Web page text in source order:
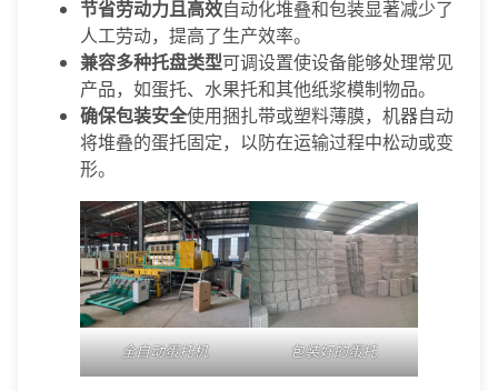
节省劳动力且高效自动化堆叠和包装显著减少了
人工劳动，提高了生产效率。
兼容多种托盘类型可调设置使设备能够处理常见
产品，如蛋托、水果托和其他纸浆模制物品。
确保包装安全使用捆扎带或塑料薄膜，机器自动
将堆叠的蛋托固定，以防在运输过程中松动或变
形。
全自动蛋托机 包装好的蛋托